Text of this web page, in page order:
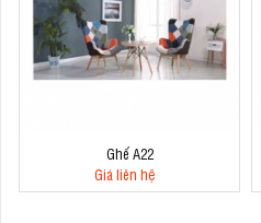
Ghế A22
Giá liên hệ